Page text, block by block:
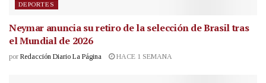
DEPORTES
Neymar anuncia su retiro de la selección de Brasil tras
el Mundial de 2026
por Redacción Diario La Página HACE 1 SEMANA